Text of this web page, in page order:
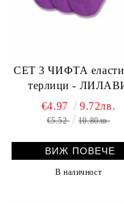
СЕТ 3 ЧИФТА
терлици -
€4.97 9.72лв.
€5.52 10.80лв.
ВИЖ ПОВЕЧЕ
В наличност